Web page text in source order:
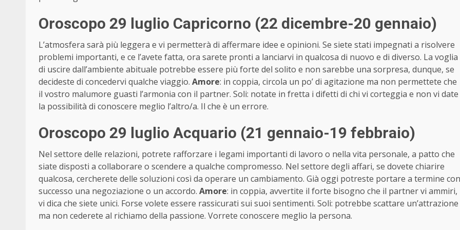
Oroscopo 29 luglio Capricorno (22 dicembre-20 gennaio)
L’atmosfera sarà più leggera e vi permetterà di affermare idee e opinioni. Se siete stati impegnati a risolvere
problemi importanti, e ce l’avete fatta, ora sarete pronti a lanciarvi in qualcosa di nuovo e di diverso. La voglia
di uscire dall’ambiente abituale potrebbe essere più forte del solito e non sarebbe una sorpresa, dunque, se
decideste di concedervi qualche viaggio. Amore: in coppia, circola un po’ di agitazione ma non permettete che
il vostro malumore guasti l’armonia con il partner. Soli: notate in fretta i difetti di chi vi corteggia e non vi date
la possibilità di conoscere meglio l’altro/a. Il che è un errore.
Oroscopo 29 luglio Acquario (21 gennaio-19 febbraio)
Nel settore delle relazioni, potrete rafforzare i legami importanti di lavoro o nella vita personale, a patto che
siate disposti a collaborare o scendere a qualche compromesso. Nel settore degli affari, se dovete chiarire
qualcosa, cercherete delle soluzioni così da operare un cambiamento. Già oggi potreste portare a termine con
successo una negoziazione o un accordo. Amore: in coppia, avvertite il forte bisogno che il partner vi ammiri,
vi dica che siete unici. Forse volete essere rassicurati sui suoi sentimenti. Soli: potrebbe scattare un’attrazione
ma non cederete al richiamo della passione. Vorrete conoscere meglio la persona.